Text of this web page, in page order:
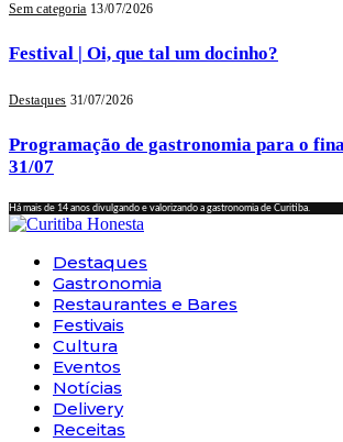
Sem categoria 13/07/2026
Festival | Oi, que tal um docinho?
Destaques 31/07/2026
Programação de gastronomia para o
31/07
Há mais de 14 anos divulgando e valorizando a gastronomia de Curitiba.
Destaques
Gastronomia
Restaurantes e Bares
Festivais
Cultura
Eventos
Notícias
Delivery
Receitas